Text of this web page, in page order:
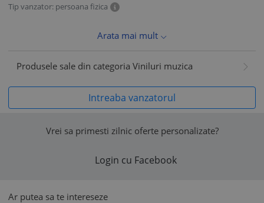
Tip vanzator: persoana fizica
Arata mai mult
Produsele sale din categoria Viniluri muzica
Intreaba vanzatorul
Vrei sa primesti zilnic oferte personalizate?
Login cu Facebook
Ar putea sa te intereseze